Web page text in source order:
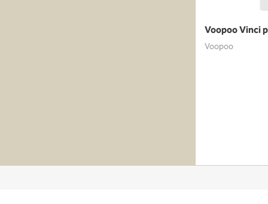
Voopoo Vinci
Voopoo